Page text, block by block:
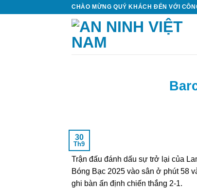
CHÀO MỪNG QUÝ KHÁCH ĐẾN VỚI
30
Th9
Trận đấu đánh dấu sự trở lại của
Bóng Bạc 2025 vào sân ở phút 58
ghi bàn ấn định chiến thắng 2-1.